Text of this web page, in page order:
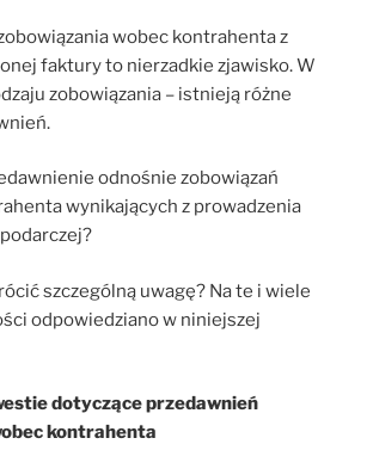
wobec kontrahenta z
faktury to nierzadkie zjawisko. W
zobowiązania – istnieją różne
odnośnie zobowiązań
wynikających z prowadzenia
szczególną uwagę? Na te i wiele
odpowiedziano w niniejszej
dotyczące przedawnień
kontrahenta